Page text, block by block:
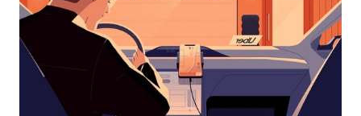
sélectionner
une
date.
Appuyez
sur
touche